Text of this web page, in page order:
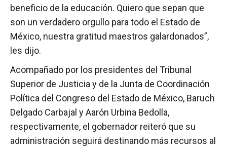
beneficio de la educación. Quiero que sepan que
son un verdadero orgullo para todo el Estado de
México, nuestra gratitud maestros galardonados”,
les dijo.
Acompañado por los presidentes del Tribunal
Superior de Justicia y de la Junta de Coordinación
Política del Congreso del Estado de México, Baruch
Delgado Carbajal y Aarón Urbina Bedolla,
respectivamente, el gobernador reiteró que su
administración seguirá destinando más recursos al